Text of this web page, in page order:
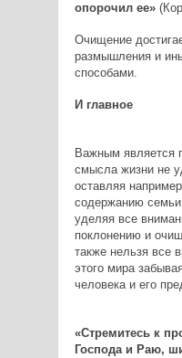
опорочил ее»
Очищение
размышления и
способами.
И главное
Важным является
смысла жизни не
оставляя
содержанию
уделяя все
поклонению и
также нельзя все
этого мира
человека и его
«Стремитесь к
Господа и Раю,